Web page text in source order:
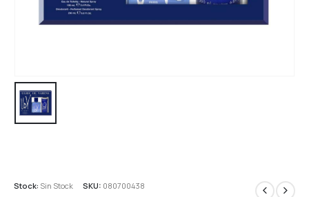
Stock: Sin Stock SKU: 080700438